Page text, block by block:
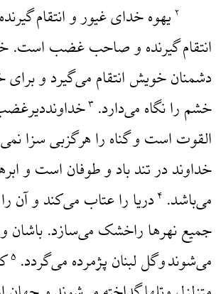
۲ یهوه خدای غیور و انتقام
انتقام گیرنده و صاحب غضب است.
دشمنان خویش انتقام می‌گیرد و
خشم را نگاه می‌دارد. ۳
القوت است و گناه را هرگزبی سزا
خداوند در تند باد و طوفان است و
می‌باشد. ۴ دریا را عتاب می‌کند و آن
جمیع نهرها راخشک می‌سازد. باشان
می‌شوند وگل لبنان پژمرده می‌گردد. ۵